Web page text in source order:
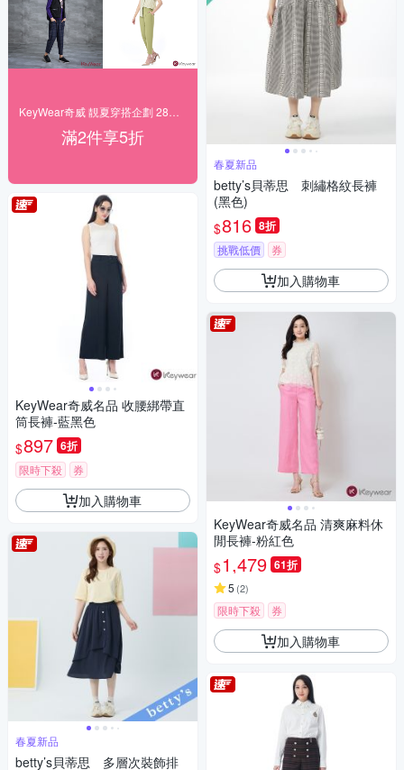
滿2件享5折
KeyWear奇威名品 收腰綁帶直
筒長褲-藍黑色
$897 6折
限時下殺 券
加入購物車
春夏新品
betty’s貝蒂思 多層次裝飾排
春夏新品
betty’s貝蒂思 刺繡格紋長褲
(黑色)
$816 8折
挑戰低價 券
加入購物車
KeyWear奇威名品 清爽麻料休
閒長褲-粉紅色
$1,479 61折
5 (2)
限時下殺 券
加入購物車